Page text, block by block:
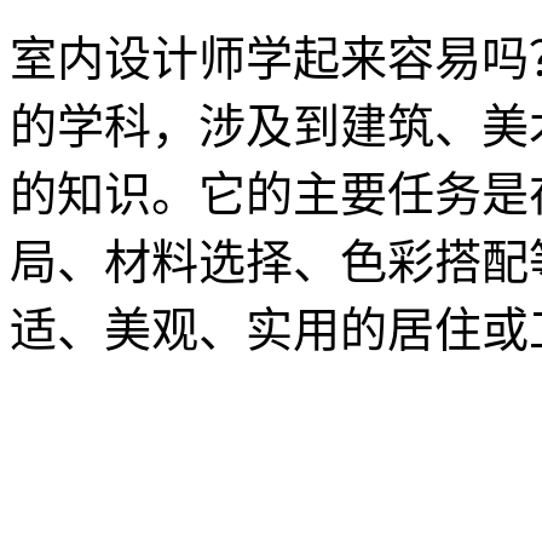
室内设计师学起来容易
的学科，涉及到建筑、
的知识。它的主要任务
局、材料选择、色彩搭
适、美观、实用的居住